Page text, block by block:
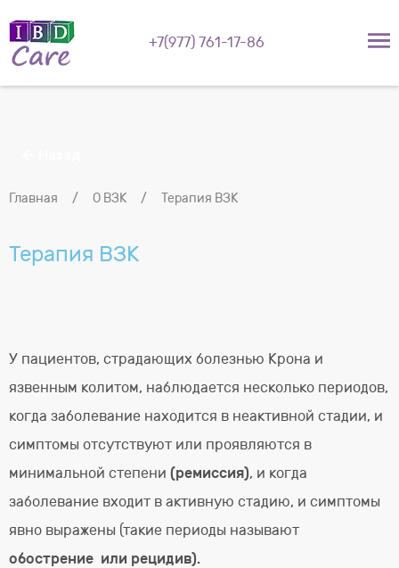
+7(977) 761-17-86
Главная / О ВЗК / Терапия ВЗК
Терапия ВЗК
У пациентов, страдающих болезнью Крона и
язвенным колитом, наблюдается несколько периодов,
когда заболевание находится в неактивной стадии, и
симптомы отсутствуют или проявляются в
минимальной степени (ремиссия), и когда
заболевание входит в активную стадию, и симптомы
явно выражены (такие периоды называют
обострение или рецидив).